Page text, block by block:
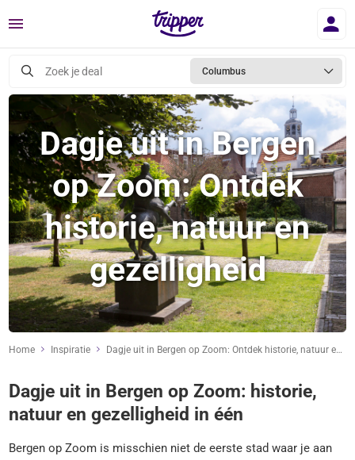
Menu
Zoek je deal Columbus
Dagje uit in Bergen
op Zoom: Ontdek
historie, natuur en
gezelligheid
Home Inspiratie Dagje uit in Bergen op Zoom: Ontdek historie, natuur en gezelligheid
Dagje uit in Bergen op Zoom: historie,
natuur en gezelligheid in één
Bergen op Zoom is misschien niet de eerste stad waar je aan